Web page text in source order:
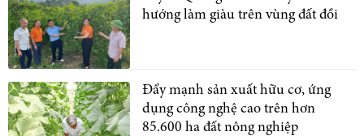
hướng làm giàu trên vùng đất đồi
Đẩy mạnh sản xuất hữu cơ, ứng
dụng công nghệ cao trên hơn
85.600 ha đất nông nghiệp